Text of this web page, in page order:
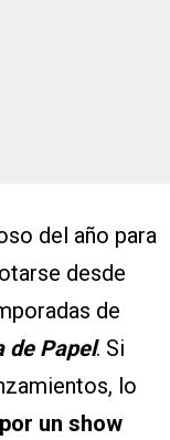
del año para
desde
de
de Papel. Si
lo
un show